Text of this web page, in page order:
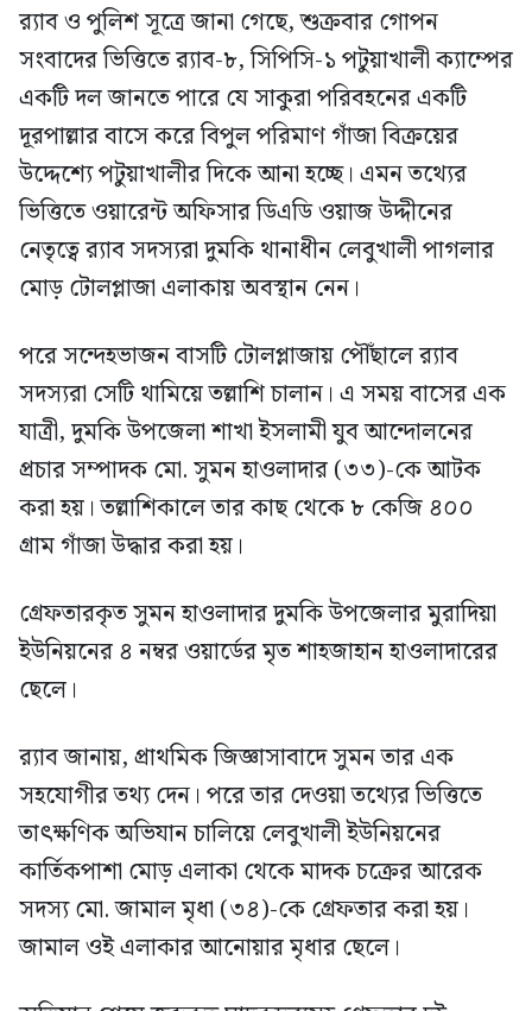
র‍্যাব ও পুলিশ সূত্রে জানা গেছে, শুক্রবার গোপন
সংবাদের ভিত্তিতে র‍্যাব-৮, সিপিসি-১ পটুয়াখালী ক্যাম্পের
একটি দল জানতে পারে যে সাকুরা পরিবহনের একটি
দূরপাল্লার বাসে করে বিপুল পরিমাণ গাঁজা বিক্রয়ের
উদ্দেশ্যে পটুয়াখালীর দিকে আনা হচ্ছে। এমন তথ্যের
ভিত্তিতে ওয়ারেন্ট অফিসার ডিএডি ওয়াজ উদ্দীনের
নেতৃত্বে র‍্যাব সদস্যরা দুমকি থানাধীন লেবুখালী পাগলার
মোড় টোলপ্লাজা এলাকায় অবস্থান নেন।
পরে সন্দেহভাজন বাসটি টোলপ্লাজায় পৌঁছালে র‍্যাব
সদস্যরা সেটি থামিয়ে তল্লাশি চালান। এ সময় বাসের এক
যাত্রী, দুমকি উপজেলা শাখা ইসলামী যুব আন্দোলনের
প্রচার সম্পাদক মো. সুমন হাওলাদার (৩৩)-কে আটক
করা হয়। তল্লাশিকালে তার কাছ থেকে ৮ কেজি ৪০০
গ্রাম গাঁজা উদ্ধার করা হয়।
গ্রেফতারকৃত সুমন হাওলাদার দুমকি উপজেলার মুরাদিয়া
ইউনিয়নের ৪ নম্বর ওয়ার্ডের মৃত শাহজাহান হাওলাদারের
ছেলে।
র‍্যাব জানায়, প্রাথমিক জিজ্ঞাসাবাদে সুমন তার এক
সহযোগীর তথ্য দেন। পরে তার দেওয়া তথ্যের ভিত্তিতে
তাৎক্ষণিক অভিযান চালিয়ে লেবুখালী ইউনিয়নের
কার্তিকপাশা মোড় এলাকা থেকে মাদক চক্রের আরেক
সদস্য মো. জামাল মৃধা (৩৪)-কে গ্রেফতার করা হয়।
জামাল ওই এলাকার আনোয়ার মৃধার ছেলে।